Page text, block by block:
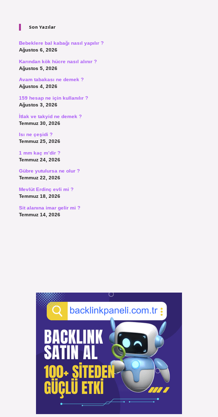
Son Yazılar
Bebeklere bal kabağı nasıl yapılır ?
Ağustos 6, 2026
Karından kök hücre nasıl alınır ?
Ağustos 5, 2026
Avam tabakası ne demek ?
Ağustos 4, 2026
159 hesap ne için kullanılır ?
Ağustos 3, 2026
İtlak ve takyid ne demek ?
Temmuz 30, 2026
Isı ne çeşidi ?
Temmuz 25, 2026
1 mm kaç m’dir ?
Temmuz 24, 2026
Gübre yutulursa ne olur ?
Temmuz 22, 2026
Mevlüt Erdinç evli mi ?
Temmuz 18, 2026
Sit alanına imar gelir mi ?
Temmuz 14, 2026